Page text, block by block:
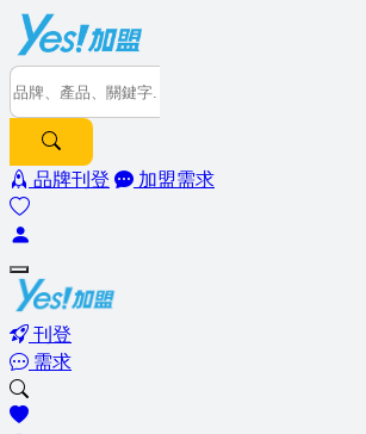
品牌刊登 加盟需求
刊登
需求